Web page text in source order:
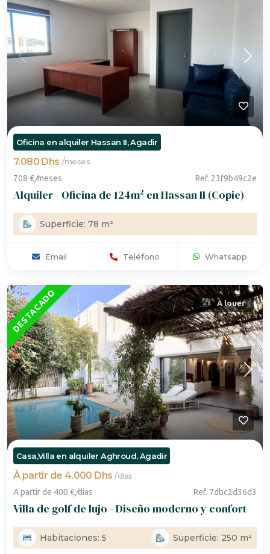
Oficina en alquiler Hassan II, Agadir
7.080 Dhs /meses
708 €/meses Ref. 23f9b49c2e
Alquiler - Oficina de 124m² en Hassan II (Copie)
Superficie: 78 m²
Email Teléfono Whatsapp
DESTACADO A louer
Casa,Villa en alquiler Aghroud, Agadir
À partir de 4.000 Dhs /días
A partir de 400 €/días Ref. 7dbc2d36d3
Villa de golf de lujo - Diseño moderno y confort
Habitaciones: 5 Superficie: 250 m²